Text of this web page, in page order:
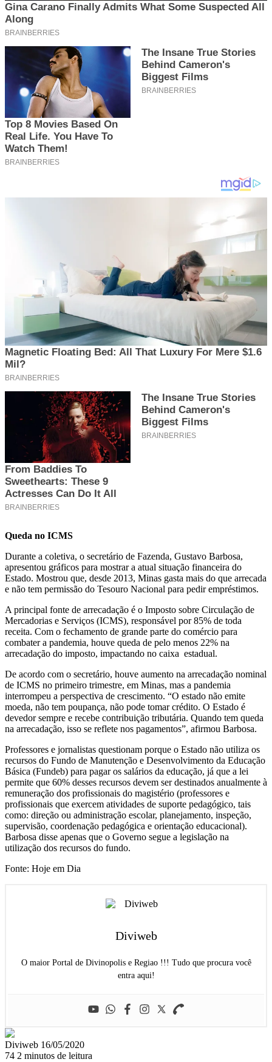
Queda no ICMS
Durante a coletiva, o secretário de Fazenda, Gustavo Barbosa,
apresentou gráficos para mostrar a atual situação financeira do
Estado. Mostrou que, desde 2013, Minas gasta mais do que arrecada
e não tem permissão do Tesouro Nacional para pedir empréstimos.
A principal fonte de arrecadação é o Imposto sobre Circulação de
Mercadorias e Serviços (ICMS), responsável por 85% de toda
receita. Com o fechamento de grande parte do comércio para
combater a pandemia, houve queda de pelo menos 22% na
arrecadação do imposto, impactando no caixa estadual.
De acordo com o secretário, houve aumento na arrecadação nominal
de ICMS no primeiro trimestre, em Minas, mas a pandemia
interrompeu a perspectiva de crescimento. “O estado não emite
moeda, não tem poupança, não pode tomar crédito. O Estado é
devedor sempre e recebe contribuição tributária. Quando tem queda
na arrecadação, isso se reflete nos pagamentos”, afirmou Barbosa.
Professores e jornalistas questionam porque o Estado não utiliza os
recursos do Fundo de Manutenção e Desenvolvimento da Educação
Básica (Fundeb) para pagar os salários da educação, já que a lei
permite que 60% desses recursos devem ser destinados anualmente à
remuneração dos profissionais do magistério (professores e
profissionais que exercem atividades de suporte pedagógico, tais
como: direção ou administração escolar, planejamento, inspeção,
supervisão, coordenação pedagógica e orientação educacional).
Barbosa disse apenas que o Governo segue a legislação na
utilização dos recursos do fundo.
Fonte: Hoje em Dia
Diviweb
O maior Portal de Divinopolis e Regiao !!! Tudo que procura você
entra aqui!
Diviweb Mande
um
16/05/2020
74 2 minutos de leitura